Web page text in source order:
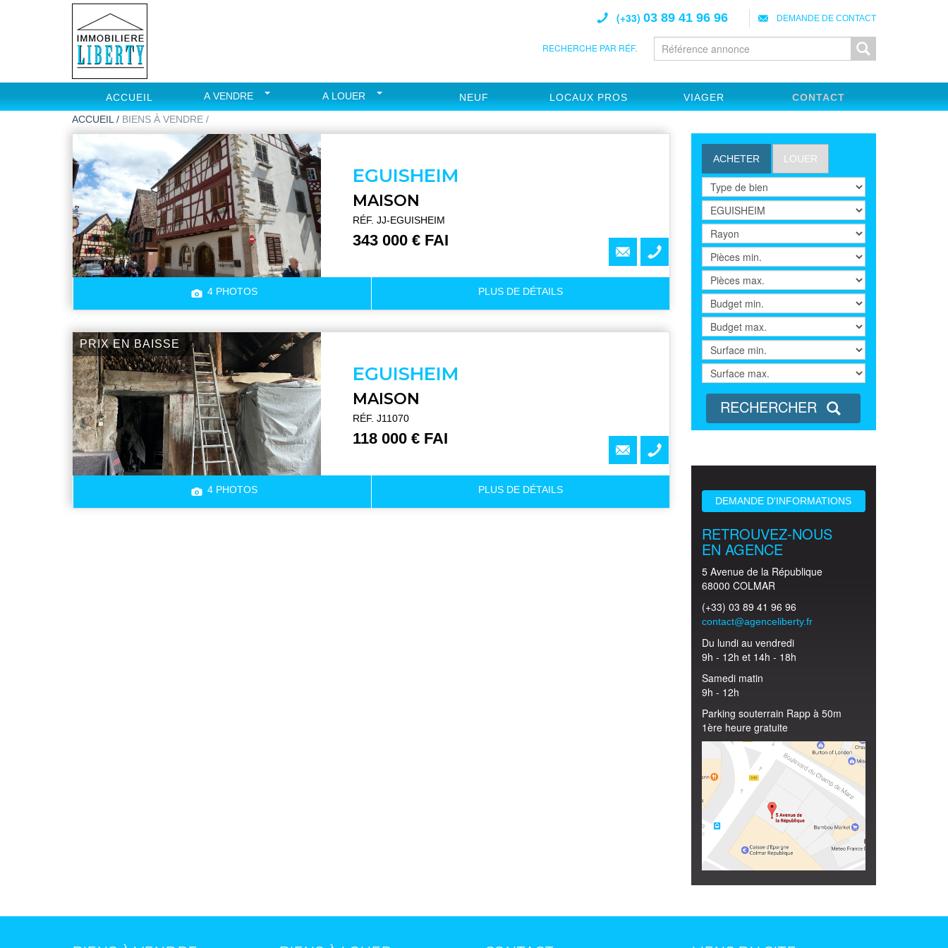
(+33) 03 89 41 96 96 DEMANDE DE CONTACT
RECHERCHE PAR RÉF.
ACCUEIL A VENDRE A LOUER NEUF LOCAUX PROS VIAGER
CONTACT
ACCUEIL / BIENS À VENDRE /
EGUISHEIM
MAISON
RÉF. JJ-EGUISHEIM
343 000 € FAI
4 PHOTOS PLUS DE DÉTAILS
PRIX EN BAISSE
EGUISHEIM
MAISON
RÉF. J11070
118 000 € FAI
4 PHOTOS PLUS DE DÉTAILS
ACHETER LOUER
RECHERCHER
DEMANDE D'INFORMATIONS
RETROUVEZ-NOUS
EN AGENCE
5 Avenue de la République
68000 COLMAR
(+33) 03 89 41 96 96
contact@agenceliberty.fr
Du lundi au vendredi
9h - 12h et 14h - 18h
Samedi matin
9h - 12h
Parking souterrain Rapp à 50m
1ère heure gratuite